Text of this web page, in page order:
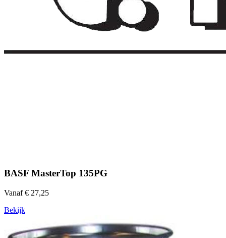
BASF MasterTop 135PG
Vanaf € 27,25
Bekijk